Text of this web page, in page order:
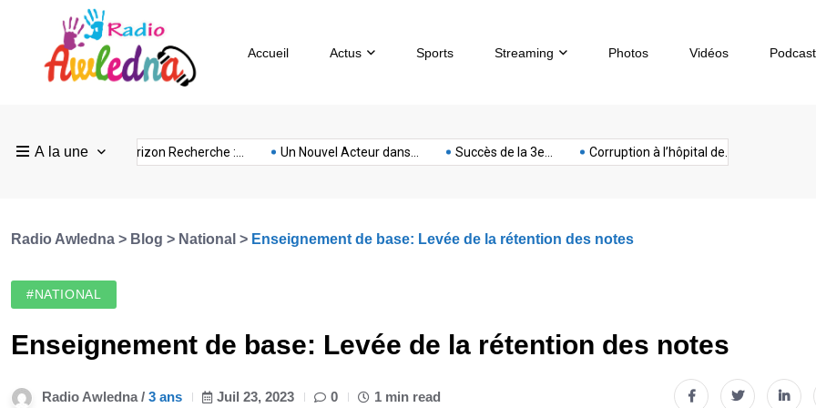
Accueil Actus Sports Streaming Photos Vidéos
A la une
:... FEF Horizon Recherche :... Un Nouvel Acteur dans... Succès de la 3e... Corruption à l’hôpital de...
nubia prison
Radio
Awledna
Realme
Sevilla
FC
Smartphone
sous-
marin
Spectacle Sport Tech terrorisme
Radio Awledna > Blog > National > Enseignement de base: Levée de la rétention des notes
#NATIONAL
Enseignement de base: Levée de la rétention des notes
Radio Awledna / 3 ans Juil 23, 2023 0 1 min read